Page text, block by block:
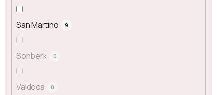
San Martino 9
Sonberk 0
Valdoca 0